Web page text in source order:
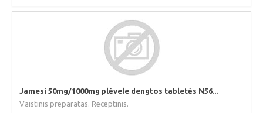
Jamesi 50mg/1000mg plėvele dengtos tabletės N56...
Vaistinis preparatas. Receptinis.